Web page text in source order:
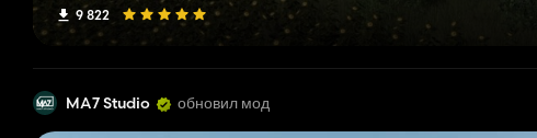
9 822
MA7 Studio обновил мод